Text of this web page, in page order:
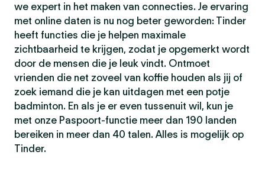
we expert in het maken van connecties. Je ervaring
met online daten is nu nog beter geworden: Tinder
heeft functies die je helpen maximale
zichtbaarheid te krijgen, zodat je opgemerkt wordt
door de mensen die je leuk vindt. Ontmoet
vrienden die net zoveel van koffie houden als jij of
zoek iemand die je kan uitdagen met een potje
badminton. En als je er even tussenuit wil, kun je
met onze Paspoort-functie meer dan 190 landen
bereiken in meer dan 40 talen. Alles is mogelijk op
Tinder.